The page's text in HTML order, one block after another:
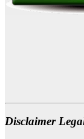
Disclaimer